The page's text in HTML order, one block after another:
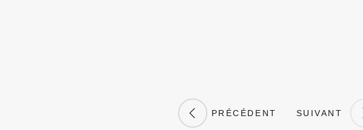
PRÉCÉDENT SUIVANT